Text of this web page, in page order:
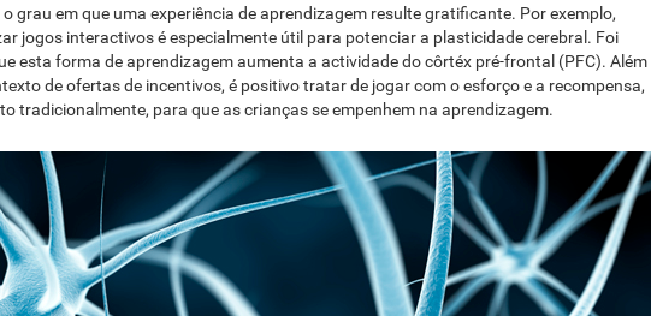
grau em que uma experiência de aprendizagem resulte gratificante. Por exemplo,
jogos interactivos é especialmente útil para potenciar a plasticidade cerebral. Foi
esta forma de aprendizagem aumenta a actividade do côrtéx pré-frontal (PFC). Além
de ofertas de incentivos, é positivo tratar de jogar com o esforço e a recompensa,
tradicionalmente, para que as crianças se empenhem na aprendizagem.